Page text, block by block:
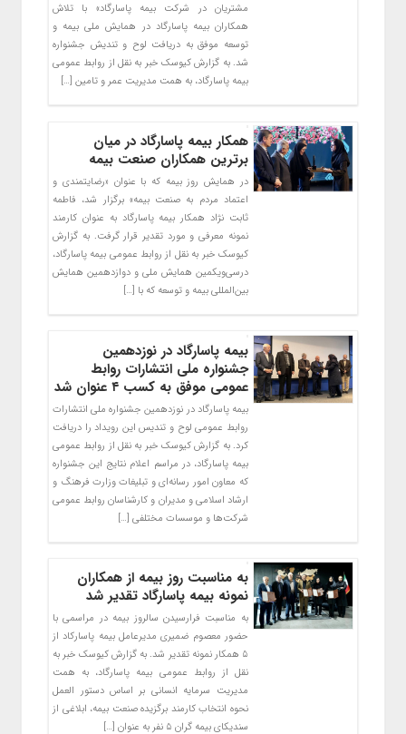
مشتریان در شرکت بیمه پاسارگاد» با تلاش
همکاران بیمه پاسارگاد در همایش ملی بیمه و
توسعه موفق به دریافت لوح و تندیش جشنواره
شد. به گزارش کیوسک خبر به نقل از روابط عمومی
بیمه پاسارگاد، به همت مدیریت عمر و تامین […]
همکار بیمه پاسارگاد در میان
برترین همکاران صنعت بیمه
در همایش روز بیمه که با عنوان «رضایتمندی و
اعتماد مردم به صنعت بیمه» برگزار شد، فاطمه
ثابت نژاد همکار بیمه پاسارگاد به عنوان کارمند
نمونه معرفی و مورد تقدیر قرار گرفت. به گزارش
کیوسک خبر به نقل از روابط عمومی بیمه پاسارگاد،
درسی‌ویکمین همایش ملی و دوازدهمین همایش
بین‌المللی بیمه و توسعه که با […]
بیمه پاسارگاد در نوزدهمین
جشنواره ملی انتشارات روابط
عمومی موفق به کسب ۴ عنوان شد
بیمه پاسارگاد در نوزدهمین جشنواره ملی انتشارات
روابط عمومی لوح و تندیس این رویداد را دریافت
کرد. به گزارش کیوسک خبر به نقل از روابط عمومی
بیمه پاسارگاد، در مراسم اعلام نتایج این جشنواره
که معاون امور رسانه‌ای و تبلیغات وزارت فرهنگ و
ارشاد اسلامی و مدیران و کارشناسان روابط عمومی
شرکت‌ها و موسسات مختلفی […]
به مناسبت روز بیمه از همکاران
نمونه بیمه پاسارگاد تقدیر شد
به مناسبت فرارسیدن سالروز بیمه در مراسمی با
حضور معصوم ضمیری مدیرعامل بیمه پاسارکاد از
۵ همکار نمونه تقدیر شد. به گزارش کیوسک خبر به
نقل از روابط عمومی بیمه پاسارگاد، به همت
مدیریت سرمایه انسانی بر اساس دستور العمل
نحوه انتخاب کارمند برگزیده صنعت بیمه، ابلاغی از
سندیکای بیمه گران ۵ نفر به عنوان […]